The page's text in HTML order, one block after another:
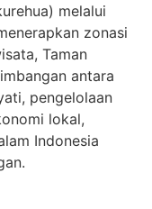
melalui
zonasi
Taman
antara
pengelolaan
lokal,
Indonesia